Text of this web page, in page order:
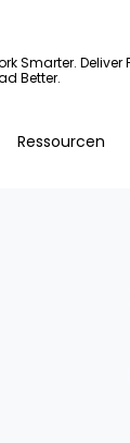
Smarter. Deliver
Better.
Ressourcen